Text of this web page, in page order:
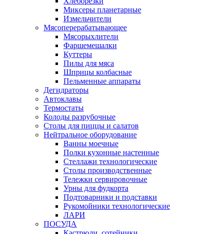
Миксеры планетарные
Измельчители
Мясоперерабатывающее
Мясорыхлители
Фаршемешалки
Куттеры
Пилы для мяса
Шприцы колбасные
Пельменные аппараты
Дегидраторы
Автоклавы
Термостаты
Колоды разрубочные
Столы для пиццы и салатов
Нейтральное оборудование
Ванны моечные
Полки кухонные настенные
Стеллажи технологические
Столы производственные
Тележки сервировочные
Урны для фудкорта
Подтоварники и подставки
Рукомойники технологические
ЛАРИ
ПОСУДА